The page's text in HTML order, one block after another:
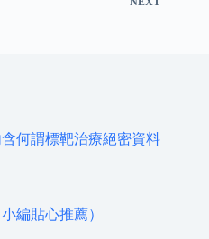
何謂標靶治療絕密資料
編貼心推薦）